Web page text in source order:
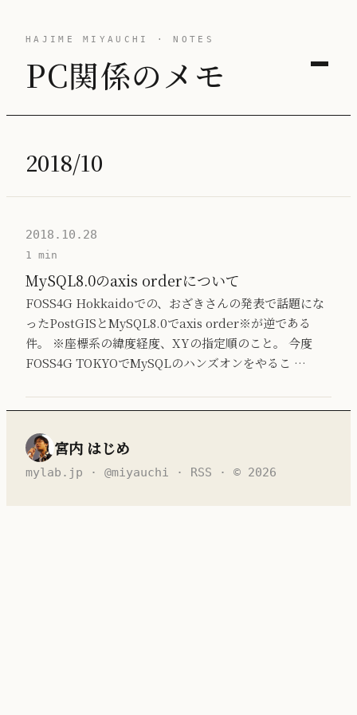
HAJIME MIYAUCHI · NOTES
PC関係のメモ
2018/10
2018.10.28
1 min
MySQL8.0のaxis orderについて
FOSS4G Hokkaidoでの、おざきさんの発表で話題にな
ったPostGISとMySQL8.0でaxis order※が逆である
件。 ※座標系の緯度経度、XYの指定順のこと。 今度
FOSS4G TOKYOでMySQLのハンズオンをやるこ …
宮内 はじめ
mylab.jp · @miyauchi · RSS · © 2026